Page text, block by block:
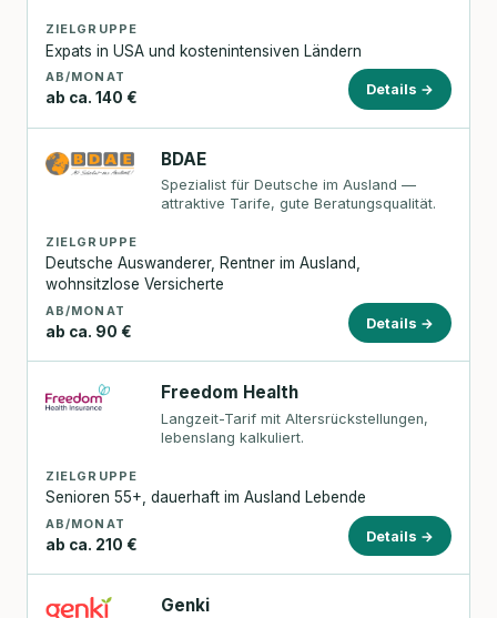
ZIELGRUPPE
Expats in USA und kostenintensiven Ländern
AB/MONAT
ab ca. 140 €
Details →
BDAE
Spezialist für Deutsche im Ausland —
attraktive Tarife, gute Beratungsqualität.
ZIELGRUPPE
Deutsche Auswanderer, Rentner im Ausland,
wohnsitzlose Versicherte
AB/MONAT
ab ca. 90 €
Details →
Freedom Health
Langzeit-Tarif mit Altersrückstellungen,
lebenslang kalkuliert.
ZIELGRUPPE
Senioren 55+, dauerhaft im Ausland Lebende
AB/MONAT
ab ca. 210 €
Details →
Genki